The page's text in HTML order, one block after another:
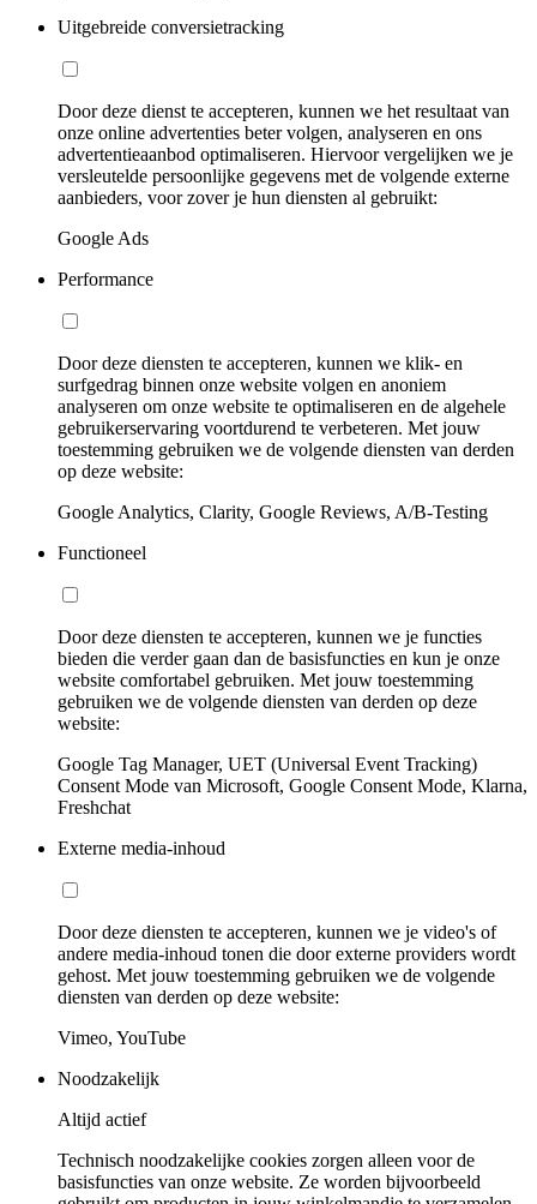
Uitgebreide conversietracking
Door deze dienst te accepteren, kunnen we het resultaat van
onze online advertenties beter volgen, analyseren en ons
advertentieaanbod optimaliseren. Hiervoor vergelijken we je
versleutelde persoonlijke gegevens met de volgende externe
aanbieders, voor zover je hun diensten al gebruikt:
Google Ads
Performance
Door deze diensten te accepteren, kunnen we klik- en
surfgedrag binnen onze website volgen en anoniem
analyseren om onze website te optimaliseren en de algehele
gebruikerservaring voortdurend te verbeteren. Met jouw
toestemming gebruiken we de volgende diensten van derden
op deze website:
Google Analytics, Clarity, Google Reviews, A/B-Testing
Functioneel
Door deze diensten te accepteren, kunnen we je functies
bieden die verder gaan dan de basisfuncties en kun je onze
website comfortabel gebruiken. Met jouw toestemming
gebruiken we de volgende diensten van derden op deze
website:
Google Tag Manager, UET (Universal Event Tracking)
Consent Mode van Microsoft, Google Consent Mode, Klarna,
Freshchat
Externe media-inhoud
Door deze diensten te accepteren, kunnen we je video's of
andere media-inhoud tonen die door externe providers wordt
gehost. Met jouw toestemming gebruiken we de volgende
diensten van derden op deze website:
Vimeo, YouTube
Noodzakelijk
Altijd actief
Technisch noodzakelijke cookies zorgen alleen voor de
basisfuncties van onze website. Ze worden bijvoorbeeld